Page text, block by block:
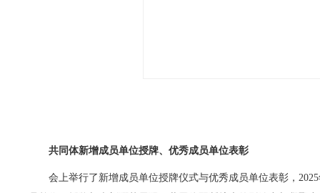
共同体新增成员单位授牌、优秀成员单位表彰
会上举行了新增成员单位授牌仪式与优秀成员单位表彰，2025